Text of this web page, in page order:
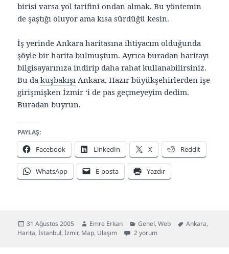
birisi varsa yol tarifini ondan almak. Bu yöntemin
de şaştığı oluyor ama kısa sürdüğü kesin.
İş yerinde Ankara haritasına ihtiyacım olduğunda
şöylebir harita bulmuştum. Ayrıcaburadanharitayı
bilgisayarınıza indirip daha rahat kullanabilirsiniz.
Bu dakuşbakışı Ankara. Hazır büyükşehirlerden işe
girişmişken İzmir ‘i de pas geçmeyeyim dedim.
Buradanbuyrun.
PAYLAŞ:
Facebook LinkedIn X Reddit
WhatsApp E-posta Yazdır
Yayın
tarihi
31 Ağustos 2005 Yazar
Emre Erkan Kategoriler
Genel,Web Etiketler
Ankara,
Harita,İstanbul,İzmir, Map, Ulaşım İstanbul içi ulaşım için
2 yorum